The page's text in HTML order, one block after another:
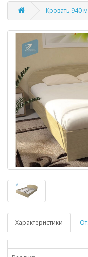
Кровать 940
Характеристики